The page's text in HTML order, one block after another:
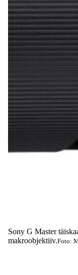
Sony G Master
makroobjektiiv.Foto: